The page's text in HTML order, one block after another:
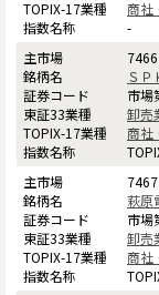
商社
-
7466
ＳＰ
市場
卸売
商社
7467
萩原
市場
卸売
商社